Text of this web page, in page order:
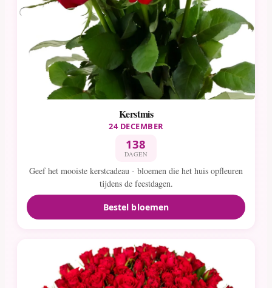
Kerstmis
24 DECEMBER
138
DAGEN
Geef het mooiste kerstcadeau - bloemen die het huis opfleuren
tijdens de feestdagen.
Bestel bloemen